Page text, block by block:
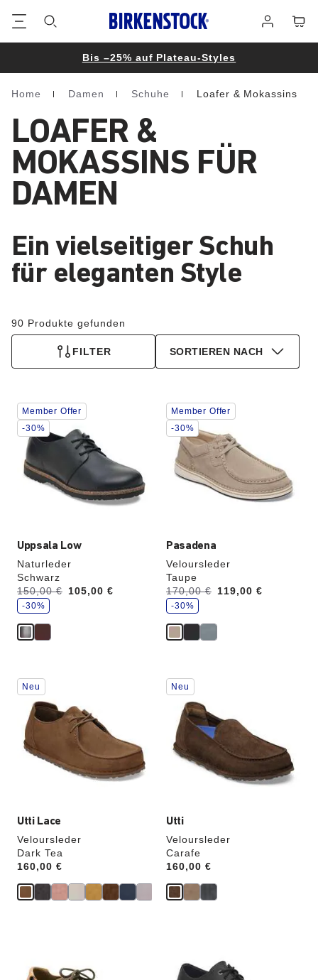
Bis –25% auf Plateau-Styles
Homepage
Home Damen Schuhe Loafer & Mokassins
LOAFER &
MOKASSINS FÜR
DAMEN
Ein vielseitiger Schuh
für eleganten Style
90 Produkte gefunden
FILTER SORTIEREN NACH
Uppsala Low
Naturleder
Schwarz
Vorher:
150,00 €
Jetzt 105,00 €
S
p
a
r
e
-30%
Durch
Anklicken
der
Farben
werden
die
Produktbilder
aktualisiert.
Member Offer
-30%
Pasadena
Veloursleder
Taupe
Vorher:
170,00 €
Jetzt 119,00 €
S
p
a
r
e
-30%
Durch
Anklicken
der
Farben
werden
die
Produktbilder
aktualisiert.
Member Offer
-30%
Utti Lace
Veloursleder
Dark Tea
Price:
160,00 €
Durch
Anklicken
Farben
werden
die
Produktbilder
aktualisiert.
Neu
Utti
Veloursleder
Carafe
Price:
160,00 €
Durch
Anklicken
Farben
werden
die
Produktbilder
aktualisiert.
Neu
Farben
Farben